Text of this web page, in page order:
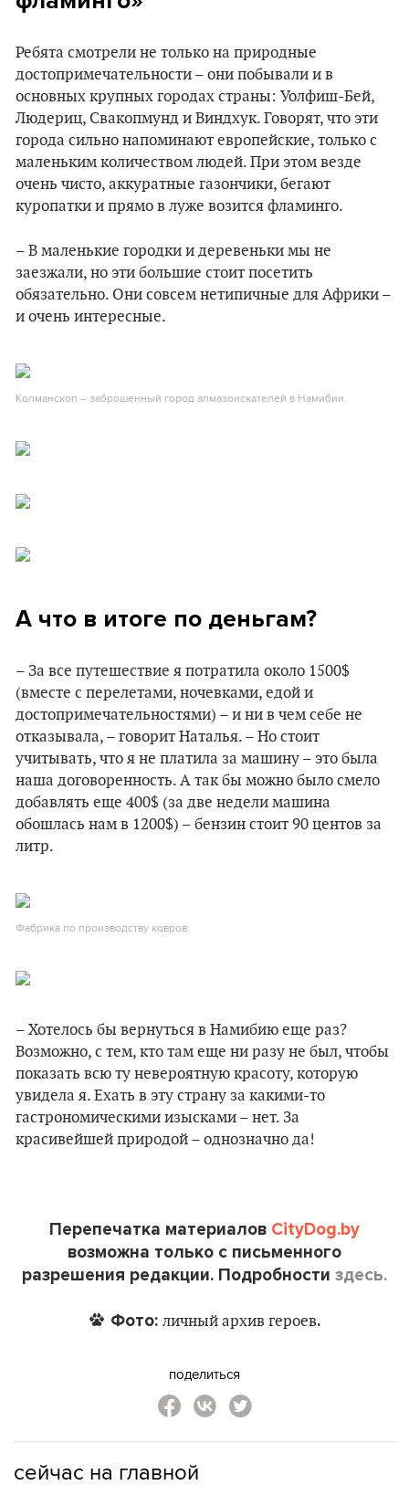
Ребята смотрели не только на природные
достопримечательности – они побывали и в
основных крупных городах страны: Уолфиш-Бей,
Людериц, Свакопмунд и Виндхук. Говорят, что эти
города сильно напоминают европейские, только с
маленьким количеством людей. При этом везде
очень чисто, аккуратные газончики, бегают
куропатки и прямо в луже возится фламинго.
– В маленькие городки и деревеньки мы не
заезжали, но эти большие стоит посетить
обязательно. Они совсем нетипичные для Африки –
и очень интересные.
Колманскоп – заброшенный город алмазоискателей в Намибии.
А что в итоге по деньгам?
– За все путешествие я потратила около 1500$
(вместе с перелетами, ночевками, едой и
достопримечательностями) – и ни в чем себе не
отказывала, – говорит Наталья. – Но стоит
учитывать, что я не платила за машину – это была
наша договоренность. А так бы можно было смело
добавлять еще 400$ (за две недели машина
обошлась нам в 1200$) – бензин стоит 90 центов за
литр.
Фабрика по производству ковров.
– Хотелось бы вернуться в Намибию еще раз?
Возможно, с тем, кто там еще ни разу не был, чтобы
показать всю ту невероятную красоту, которую
увидела я. Ехать в эту страну за какими-то
гастрономическими изысками – нет. За
красивейшей природой – однозначно да!
Перепечатка материалов CityDog.by
возможна только с письменного
разрешения редакции. Подробности здесь.
Фото: личный архив героев.
поделиться
сейчас на главной